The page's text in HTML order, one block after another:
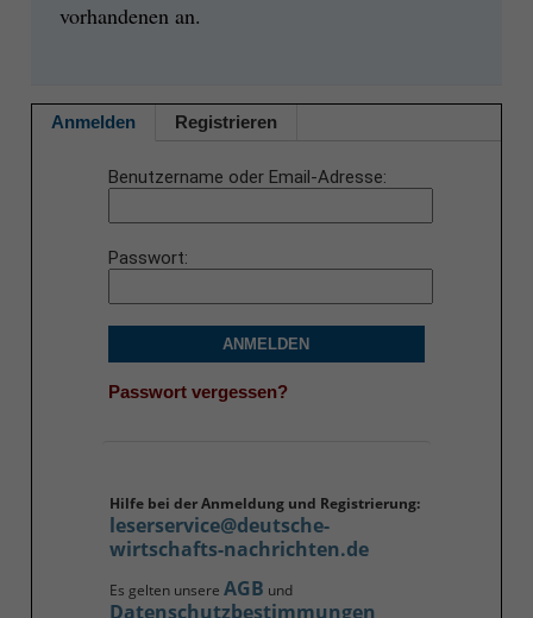
vorhandenen an.
Anmelden Registrieren
Benutzername oder Email-Adresse
Passwort
ANMELDEN
Passwort vergessen?
Hilfe bei der Anmeldung und Registrierung:
leserservice@deutsche-
wirtschafts-nachrichten.de
Es gelten unsere AGB und
Datenschutzbestimmungen